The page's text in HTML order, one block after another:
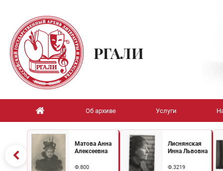
РГАЛИ
Об архиве Услуги
Матова Анна
Алексеевна
Ф.800
Лиснянская
Инна Львовна
Ф.3219